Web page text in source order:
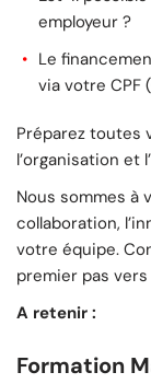
employeur ?
Le
via votre CPF
Préparez toutes
l’organisation et
Nous sommes
collaboration,
votre équipe.
premier pas
A retenir :
Formation